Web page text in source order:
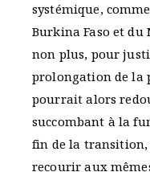
systémique,
Burkina Faso et du
non plus, pour
prolongation de la
pourrait alors
succombant à la
fin de la transition,
recourir aux